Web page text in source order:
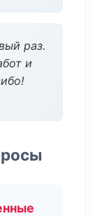
раз.
и